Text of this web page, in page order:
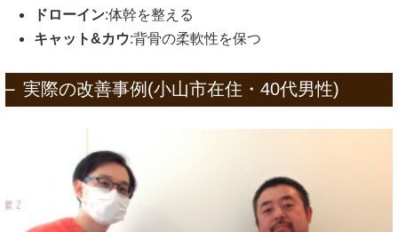
ドローイン:体幹を整える
キャット&カウ:背骨の柔軟性を保つ
実際の改善事例(小山市在住・40代男性)